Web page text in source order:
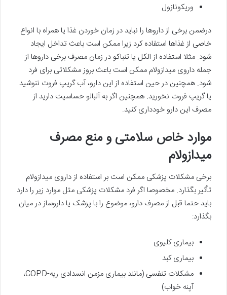
وریکونازول
درضمن برخی از داروها را نباید در زمان خوردن غذا یا همراه با انواع
خاصی از غذاها استفاده کرد زیرا ممکن است باعث تداخل ایجاد
شود. مثلا استفاده از الکل یا تنباکو در زمان مصرف برخی داروها از
جمله داروی میدازولام ممکن است باعث بروز مشکلاتی برای فرد
شود. همچنین در حین استفاده از این دارو، آب گریپ فروت ننوشید
یا گریپ فروت نخورید. همچنین اگر به آلبالو حساسیت دارید از
مصرف این دارو خودداری کنید.
موارد خاص سلامتی و منع مصرف
میدازولام
برخی مشکلات پزشکی ممکن است بر استفاده از داروی میدازولام
تأثیر بگذارد. مخصوصا اگر فرد مشکلات پزشکی مثل موارد زیر را دارد
باید حتما قبل از مصرف دارو، موضوع را با پزشک یا داروساز در میان
بگذارد:
بیماری کلیوی
بیماری کبد
مشکلات تنفسی (مانند بیماری مزمن انسدادی ریه-COPD،
آپنه خواب)